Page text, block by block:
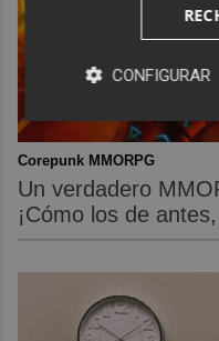
Corepunk MMORPG
Un verdadero
¡Cómo los de
CONFIGURAR